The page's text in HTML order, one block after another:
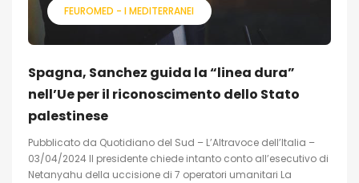
FEUROMED - I MEDITERRANEI
Spagna, Sanchez guida la “linea dura”
nell’Ue per il riconoscimento dello Stato
palestinese
Pubblicato da Quotidiano del Sud – L’Altravoce dell’Italia –
03/04/2024 Il presidente chiede intanto conto all’esecutivo di
Netanyahu della uccisione di 7 operatori umanitari La